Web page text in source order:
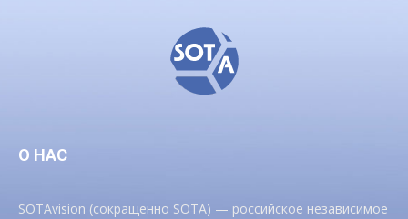
О НАС
SOTAvision (сокращенно SOTA) — российское независимое